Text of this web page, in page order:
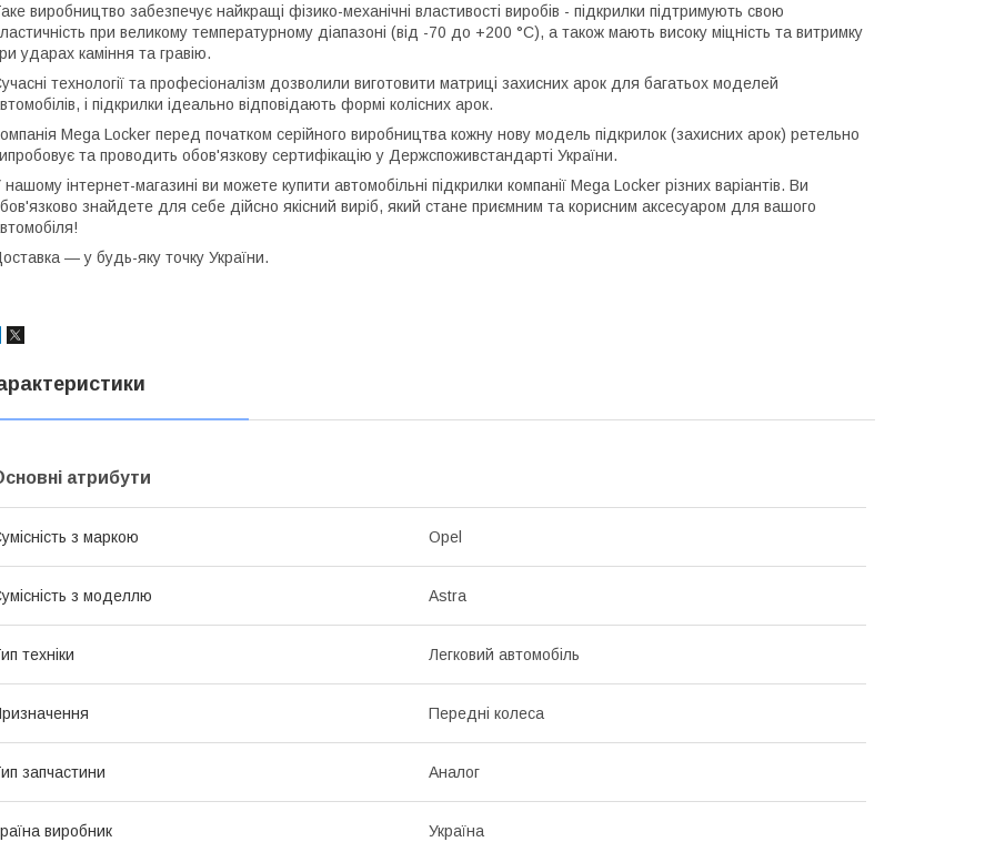
виробництво забезпечує найкращі фізико-механічні властивості виробів - підкрилки підтримують свою
при великому температурному діапазоні (від -70 до +200 °С), а також мають високу міцність та витримку
ударах каміння та гравію.
технології та професіоналізм дозволили виготовити матриці захисних арок для багатьох моделей
і підкрилки ідеально відповідають формі колісних арок.
Mega Locker перед початком серійного виробництва кожну нову модель підкрилок (захисних арок) ретельно
та проводить обов'язкову сертифікацію у Держспоживстандарті України.
нашому інтернет-магазині ви можете купити автомобільні підкрилки компанії Mega Locker різних варіантів. Ви
знайдете для себе дійсно якісний виріб, який стане приємним та корисним аксесуаром для вашого
― у будь-яку точку України.
атрибути
з маркою Opel
з моделлю Astra
техніки Легковий автомобіль
Передні колеса
запчастини Аналог
виробник Україна